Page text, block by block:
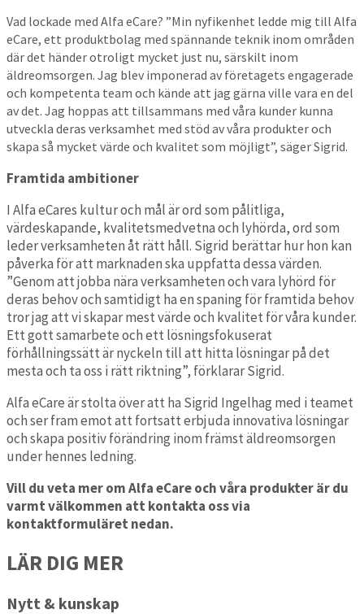
Vad lockade med Alfa eCare? ”Min nyfikenhet ledde mig till Alfa
eCare, ett produktbolag med spännande teknik inom områden
där det händer otroligt mycket just nu, särskilt inom
äldreomsorgen. Jag blev imponerad av företagets engagerade
och kompetenta team och kände att jag gärna ville vara en del
av det. Jag hoppas att tillsammans med våra kunder kunna
utveckla deras verksamhet med stöd av våra produkter och
skapa så mycket värde och kvalitet som möjligt”, säger Sigrid.
Framtida ambitioner
I Alfa eCares kultur och mål är ord som pålitliga,
värdeskapande, kvalitetsmedvetna och lyhörda, ord som
leder verksamheten åt rätt håll. Sigrid berättar hur hon kan
påverka för att marknaden ska uppfatta dessa värden.
”Genom att jobba nära verksamheten och vara lyhörd för
deras behov och samtidigt ha en spaning för framtida behov
tror jag att vi skapar mest värde och kvalitet för våra kunder.
Ett gott samarbete och ett lösningsfokuserat
förhållningssätt är nyckeln till att hitta lösningar på det
mesta och ta oss i rätt riktning”, förklarar Sigrid.
Alfa eCare är stolta över att ha Sigrid Ingelhag med i teamet
och ser fram emot att fortsatt erbjuda innovativa lösningar
och skapa positiv förändring inom främst äldreomsorgen
under hennes ledning.
Vill du veta mer om Alfa eCare och våra produkter är du
varmt välkommen att kontakta oss via
kontaktformuläret nedan.
LÄR DIG MER
Nytt & kunskap